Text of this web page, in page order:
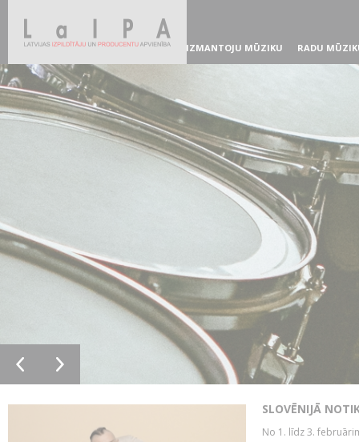
IZMANTOJU MŪZIKU RADU
SLOVĒNIJĀ
No 1. līdz 3.